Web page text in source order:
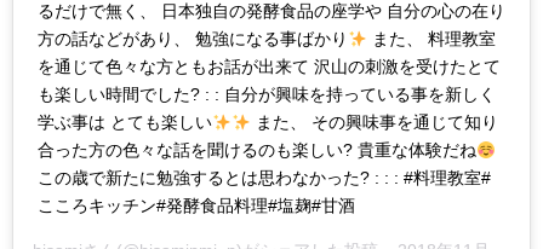
るだけで無く、 日本独自の発酵食品の座学や 自分の心の在り
方の話などがあり、 勉強になる事ばかり
また、 料理教室
を通じて色々な方ともお話が出来て 沢山の刺激を受けたとて
も楽しい時間でした? : : 自分が興味を持っている事を新しく
学ぶ事は とても楽しい
また、 その興味事を通じて知り
合った方の色々な話を聞けるのも楽しい? 貴重な体験だね
この歳で新たに勉強するとは思わなかった? : : : #料理教室#
こころキッチン#発酵食品料理#塩麹#甘酒